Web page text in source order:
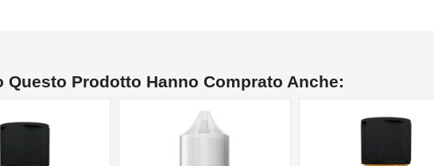
Prodotto Hanno Comprato Anche: